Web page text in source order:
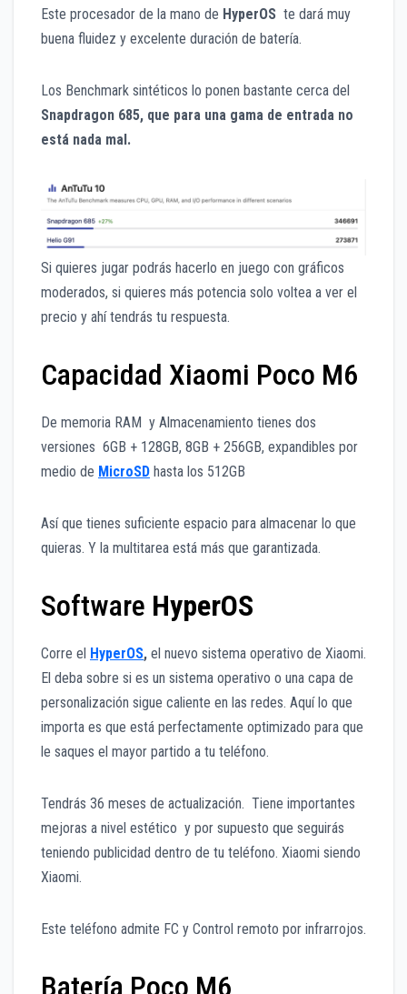
Este procesador de la mano de HyperOS te dará muy
buena fluidez y excelente duración de batería.
Los Benchmark sintéticos lo ponen bastante cerca del
Snapdragon 685, que para una gama de entrada no
está nada mal.
Si quieres jugar podrás hacerlo en juego con gráficos
moderados, si quieres más potencia solo voltea a ver el
precio y ahí tendrás tu respuesta.
Capacidad Xiaomi Poco M6
De memoria RAM y Almacenamiento tienes dos
versiones 6GB + 128GB, 8GB + 256GB, expandibles por
medio de MicroSD hasta los 512GB
Así que tienes suficiente espacio para almacenar lo que
quieras. Y la multitarea está más que garantizada.
Software HyperOS
Corre el HyperOS, el nuevo sistema operativo de Xiaomi.
El deba sobre si es un sistema operativo o una capa de
personalización sigue caliente en las redes. Aquí lo que
importa es que está perfectamente optimizado para que
le saques el mayor partido a tu teléfono.
Tendrás 36 meses de actualización. Tiene importantes
mejoras a nivel estético y por supuesto que seguirás
teniendo publicidad dentro de tu teléfono. Xiaomi siendo
Xiaomi.
Este teléfono admite FC y Control remoto por infrarrojos.
Batería Poco M6